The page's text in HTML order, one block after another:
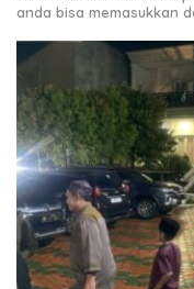
anda bisa memasukkan